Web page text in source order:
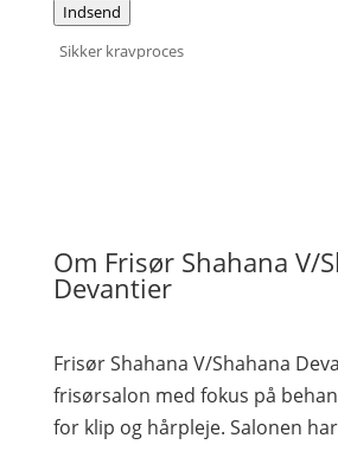
Indsend
Sikker kravproces
Om Frisør Shahana V/
Devantier
Frisør Shahana V/Shahana
frisørsalon med fokus på
for klip og hårpleje. Salonen